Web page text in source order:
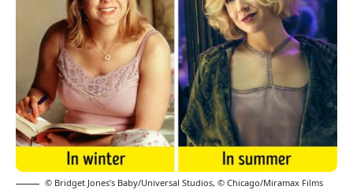
© Bridget Jones’s Baby/Universal Studios, © Chicago/Miramax Films